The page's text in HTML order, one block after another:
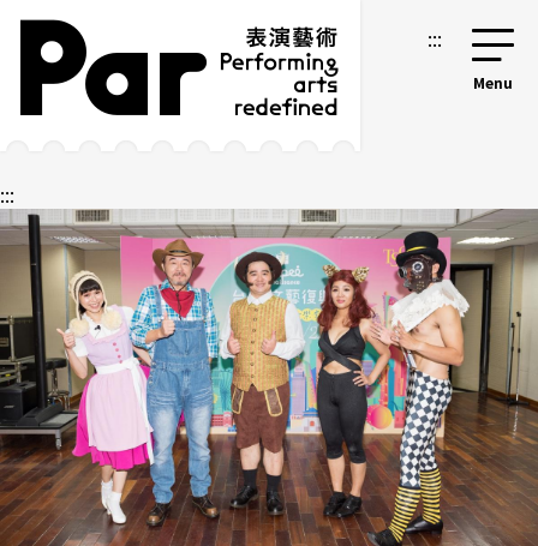
跳到主要内容区块
网站导览 :::
:::